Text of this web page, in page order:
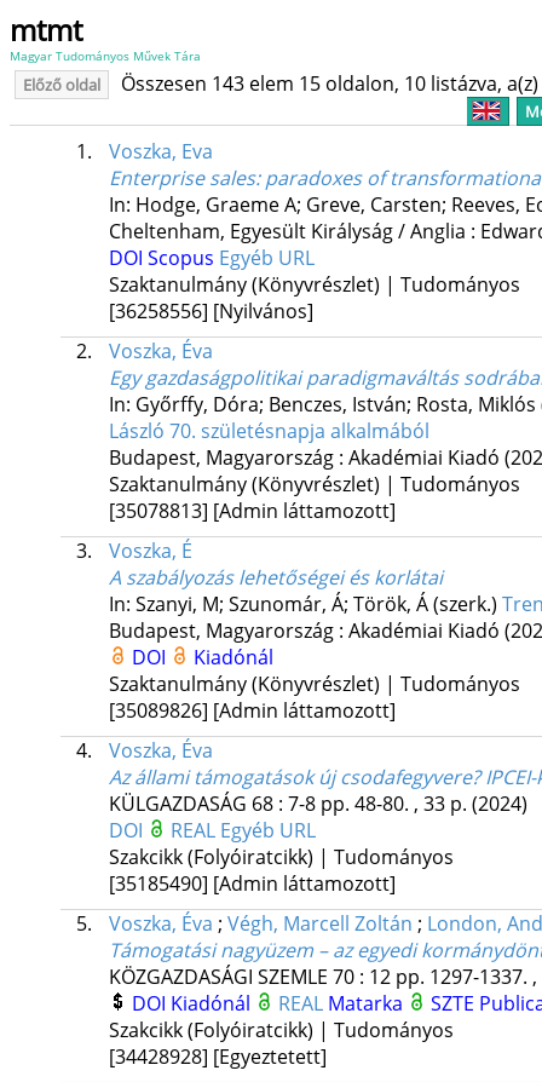
mtmt
Magyar Tudományos Művek Tára
Előző oldal Összesen 143 elem 15 oldalon, 10 listázva,
1.
Voszka, Eva
Enterprise sales: paradoxes of
In: Hodge, Graeme A; Greve, Carsten; Reeves,
Cheltenham, Egyesült Királyság / Anglia :
DOI Scopus Egyéb URL
Szaktanulmány (Könyvrészlet) | Tudományos
[36258556] [Nyilvános]
2.
Voszka, Éva
Egy gazdaságpolitikai paradigmaváltás
In: Győrffy, Dóra; Benczes, István; Rosta,
László 70. születésnapja alkalmából
Budapest, Magyarország : Akadémiai Kiadó
Szaktanulmány (Könyvrészlet) | Tudományos
[35078813] [Admin láttamozott]
3.
Voszka, É
A szabályozás lehetőségei és korlátai
In: Szanyi, M; Szunomár, Á; Török, Á (szerk.)
Budapest, Magyarország : Akadémiai Kiadó
DOI
Kiadónál
Szaktanulmány (Könyvrészlet) | Tudományos
[35089826] [Admin láttamozott]
4.
Voszka, Éva
Az állami támogatások új csodafegyvere?
KÜLGAZDASÁG 68: 7-8 pp. 48-80. , 33 p. (2024)
DOI
REAL Egyéb URL
Szakcikk (Folyóiratcikk) | Tudományos
[35185490] [Admin láttamozott]
5.
Voszka, Éva ; Végh, Marcell Zoltán ; London,
Támogatási nagyüzem – az egyedi
KÖZGAZDASÁGI SZEMLE 70: 12 pp. 1297-1337.
DOI Kiadónál REAL Matarka
SZTE
Szakcikk (Folyóiratcikk) | Tudományos
[34428928] [Egyeztetett]